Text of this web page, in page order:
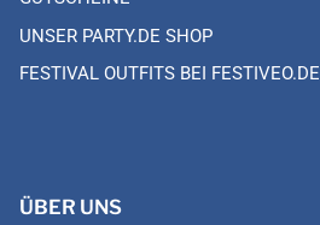
UNSER PARTY.DE SHOP
FESTIVAL OUTFITS BEI FESTIVEO.DE
ÜBER UNS